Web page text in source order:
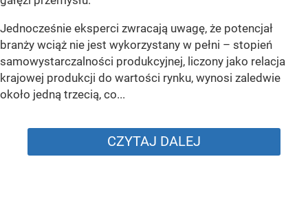
Jednocześnie eksperci zwracają uwagę, że potencjał
branży wciąż nie jest wykorzystany w pełni – stopień
samowystarczalności produkcyjnej, liczony jako relacja
krajowej produkcji do wartości rynku, wynosi zaledwie
około jedną trzecią, co...
CZYTAJ DALEJ